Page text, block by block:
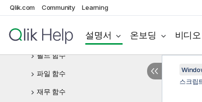
Qlik.com Community Learning
설명서 온보딩 비디오
지수 및 로그 함수
필드 함수
파일 함수
재무 함수
스크립